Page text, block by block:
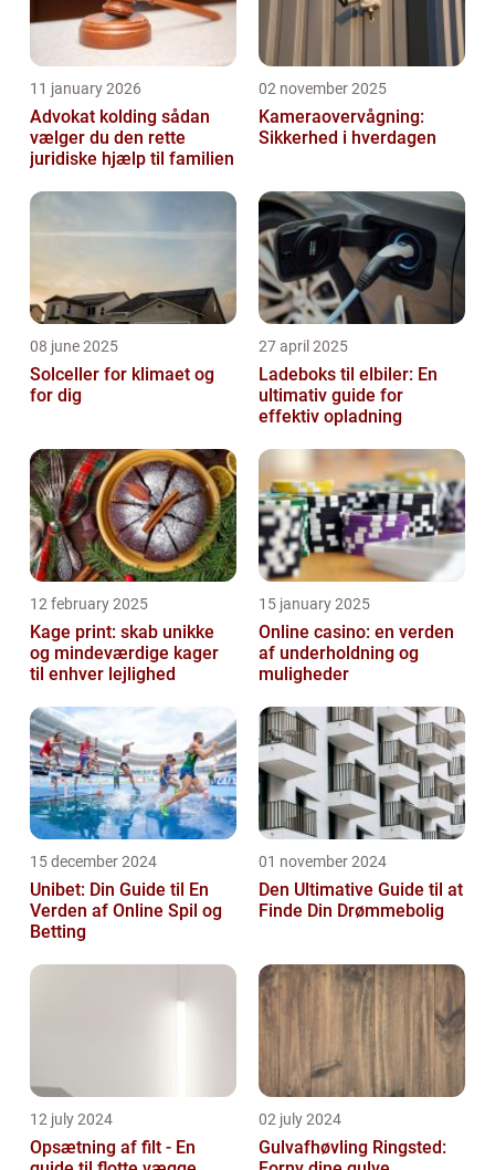
11 january 2026
Advokat kolding sådan
vælger du den rette
juridiske hjælp til familien
02 november 2025
Kameraovervågning:
Sikkerhed i hverdagen
08 june 2025
Solceller for klimaet og
for dig
27 april 2025
Ladeboks til elbiler: En
ultimativ guide for
effektiv opladning
12 february 2025
Kage print: skab unikke
og mindeværdige kager
til enhver lejlighed
15 january 2025
Online casino: en verden
af underholdning og
muligheder
15 december 2024
Unibet: Din Guide til En
Verden af Online Spil og
Betting
01 november 2024
Den Ultimative Guide til at
Finde Din Drømmebolig
12 july 2024
Opsætning af filt - En
02 july 2024
Gulvafhøvling Ringsted: